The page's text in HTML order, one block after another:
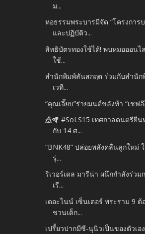
ม...
หอธรรมพระบารมีจัด “โครงกา
และปฏิบัติว...
สิทธิบัตรทองใช้ได้! พบหมอออนไ
ใช้...
สำนักพิมพ์สันสกฤต ร่วมกับสำนัก
เวที...
“คุณเจี๊ยบ”ร่ายมนต์ขลังท้า “เชฟอ๊
🎪🪇 #SoLS15 เทศกาลดนตรียื
กับ 14 ศ...
“BNK48” ปล่อยพลังคลื่นลูกใหม่
รุ่...
ริเวอร์เดล มารีน่า ผนึกกำลังร่วม
เรี...
เดอะไนน์ เซ็นเตอร์ พระราม 9
ชวนเด็ก...
เปรี้ยวปากมีซี-นุนิวเป็นของตัวเอ